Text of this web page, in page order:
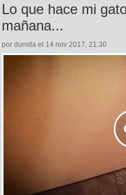
Lo que hace mi
mañana...
por dunida el 14 nov 2017, 21:30